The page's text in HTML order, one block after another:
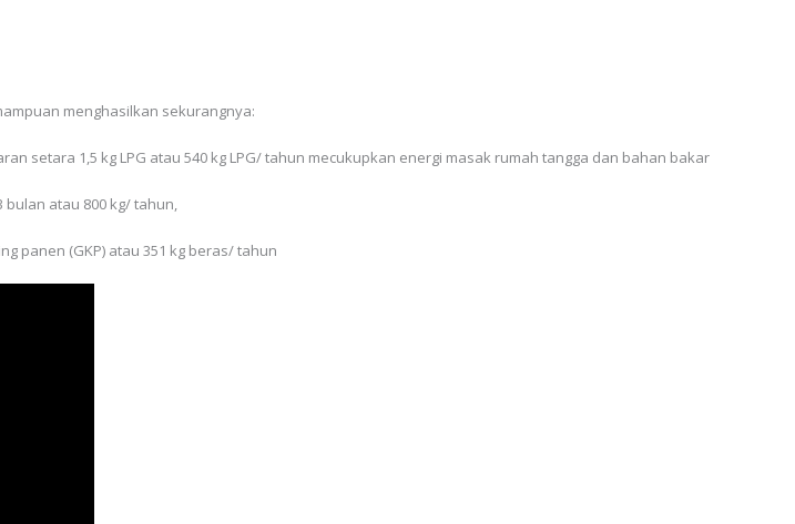
menghasilkan sekurangnya:
setara 1,5 kg LPG atau 540 kg LPG/ tahun mecukupkan energi masak rumah tangga dan bahan bakar
atau 800 kg/ tahun,
panen (GKP) atau 351 kg beras/ tahun